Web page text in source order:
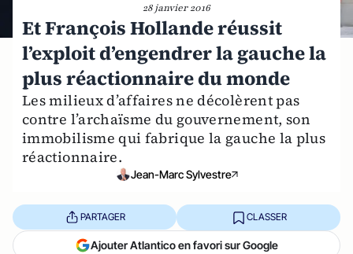
28 janvier 2016
Et François Hollande réussit
l’exploit d’engendrer la gauche la
plus réactionnaire du monde
Les milieux d’affaires ne décolèrent pas
contre l’archaïsme du gouvernement, son
immobilisme qui fabrique la gauche la plus
réactionnaire.
Jean-Marc Sylvestre
PARTAGER CLASSER
Ajouter Atlantico en favori sur Google